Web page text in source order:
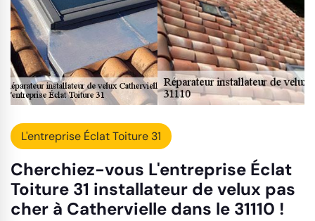
L'entreprise Éclat Toiture 31
Cherchiez-vous L'entreprise Éclat
Toiture 31 installateur de velux pas
cher à Cathervielle dans le 31110 !